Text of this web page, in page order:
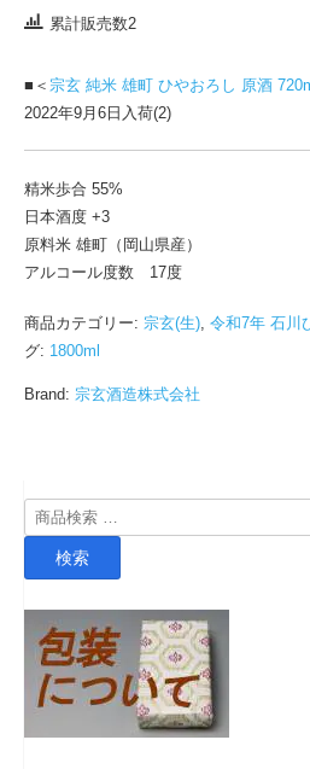
累計販売数2
■＜ 宗玄 純米 雄町 ひやおろし 原酒
2022年9月6日入荷(2)
精米歩合 55%
日本酒度 +3
原料米 雄町（岡山県産）
アルコール度数 17度
商品カテゴリー: 宗玄(生), 令和7年 石川
グ: 1800ml
Brand: 宗玄酒造株式会社
検
索
検索